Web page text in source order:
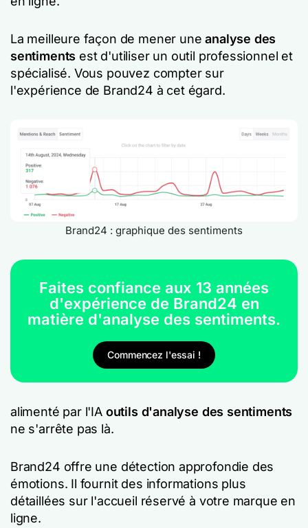
La meilleure façon de mener uneanalyse des
sentiments est d'utiliser un outil professionnel et
spécialisé. Vous pouvez compter sur
l'expérience de Brand24 à cet égard.
Brand24 : graphique des sentiments
Faites confiance aux 13 années
d'expérience de Brand24 en
matière d'analyse des sentiments.
Commencez l'essai !
alimenté par l'IA outils d'analyse des sentiments
ne s'arrête pas là.
Brand24 offre une détection approfondie des
émotions. Il fournit des informations plus
détaillées sur l'accueil réservé à votre marque en
ligne.